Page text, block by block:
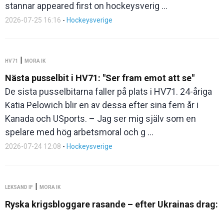
stannar appeared first on hockeysverig ...
2026-07-25 16:16 - Hockeysverige
HV71 | MORA IK
Nästa pusselbit i HV71: "Ser fram emot att se"
De sista pusselbitarna faller på plats i HV71. 24-åriga
Katia Pelowich blir en av dessa efter sina fem år i
Kanada och USports. – Jag ser mig själv som en
spelare med hög arbetsmoral och g ...
2026-07-24 12:08 - Hockeysverige
LEKSAND IF | MORA IK
Ryska krigsbloggare rasande – efter Ukrainas drag: